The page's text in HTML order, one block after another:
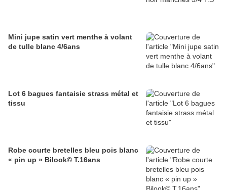
Mini jupe satin vert menthe à volant
de tulle blanc 4/6ans
Lot 6 bagues fantaisie strass métal et
tissu
Robe courte bretelles bleu pois blanc
« pin up » Bilook© T.16ans